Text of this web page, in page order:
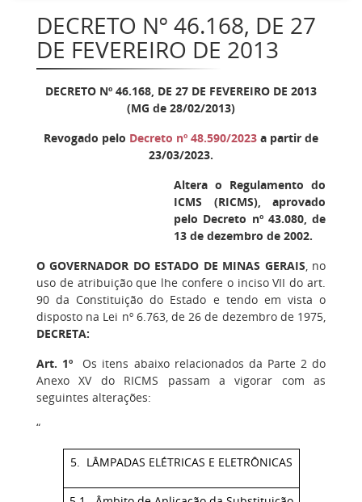
DECRETO Nº 46.168, DE 27
DE FEVEREIRO DE 2013
DECRETO Nº 46.168, DE 27 DE FEVEREIRO DE 2013
(MG de 28/02/2013)
Revogado pelo Decreto nº 48.590/2023 a partir de
23/03/2023.
Altera o Regulamento do
ICMS (RICMS), aprovado
pelo Decreto nº 43.080, de
13 de dezembro de 2002.
O GOVERNADOR DO ESTADO DE MINAS GERAIS, no
uso de atribuição que lhe confere o inciso VII do art.
90 da Constituição do Estado e tendo em vista o
disposto na Lei nº 6.763, de 26 de dezembro de 1975,
DECRETA:
Art. 1º Os itens abaixo relacionados da Parte 2 do
Anexo XV do RICMS passam a vigorar com as
seguintes alterações:
“
5. LÂMPADAS ELÉTRICAS E ELETRÔNICAS